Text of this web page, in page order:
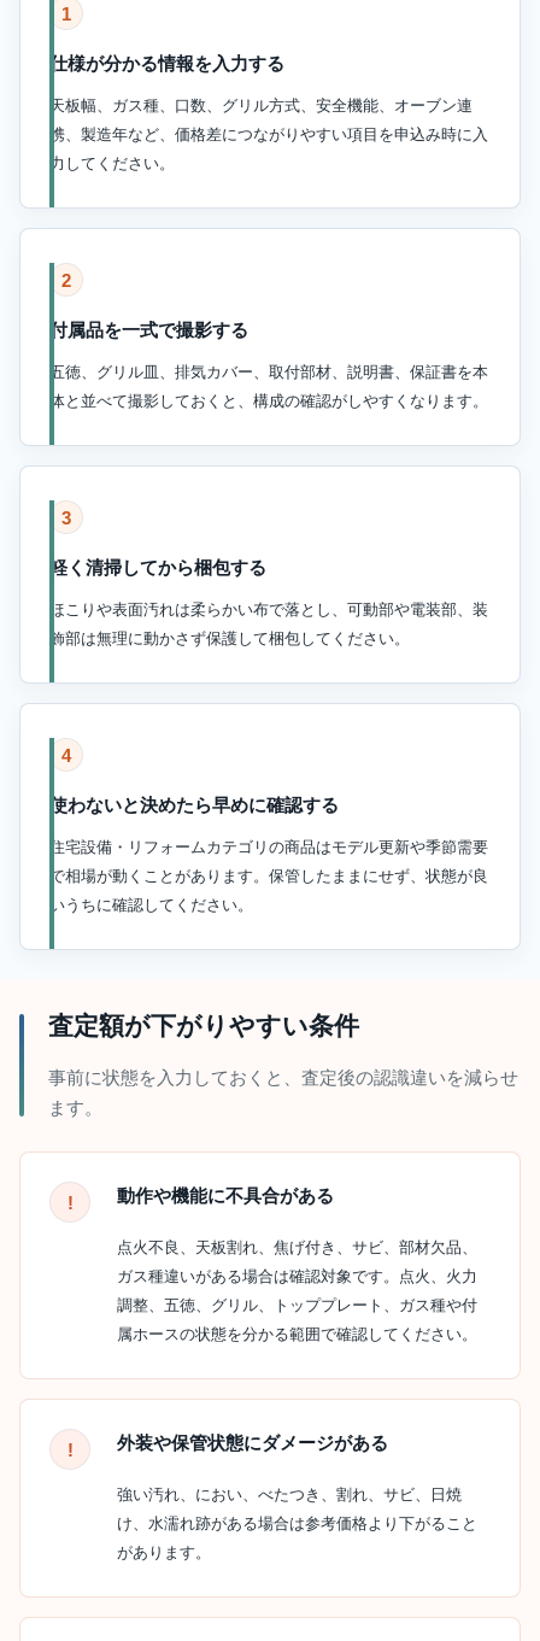
1
仕様が分かる情報を入力する
天板幅、ガス種、口数、グリル方式、安全機能、オーブン連
携、製造年など、価格差につながりやすい項目を申込み時に入
力してください。
2
付属品を一式で撮影する
五徳、グリル皿、排気カバー、取付部材、説明書、保証書を本
体と並べて撮影しておくと、構成の確認がしやすくなります。
3
軽く清掃してから梱包する
ほこりや表面汚れは柔らかい布で落とし、可動部や電装部、装
飾部は無理に動かさず保護して梱包してください。
4
使わないと決めたら早めに確認する
住宅設備・リフォームカテゴリの商品はモデル更新や季節需要
で相場が動くことがあります。保管したままにせず、状態が良
いうちに確認してください。
査定額が下がりやすい条件
事前に状態を入力しておくと、査定後の認識違いを減らせ
ます。
動作や機能に不具合がある
点火不良、天板割れ、焦げ付き、サビ、部材欠品、
ガス種違いがある場合は確認対象です。点火、火力
調整、五徳、グリル、トッププレート、ガス種や付
属ホースの状態を分かる範囲で確認してください。
外装や保管状態にダメージがある
強い汚れ、におい、べたつき、割れ、サビ、日焼
け、水濡れ跡がある場合は参考価格より下がること
があります。